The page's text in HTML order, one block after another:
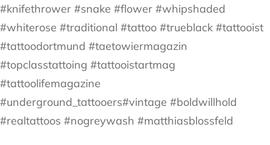
#knifethrower #snake #flower #whipshaded
#whiterose #traditional #tattoo #trueblack #tattooist
#tattoodortmund #taetowiermagazin
#topclasstattoing #tattooistartmag
#tattoolifemagazine
#underground_tattooers#vintage #boldwillhold
#realtattoos #nogreywash #matthiasblossfeld